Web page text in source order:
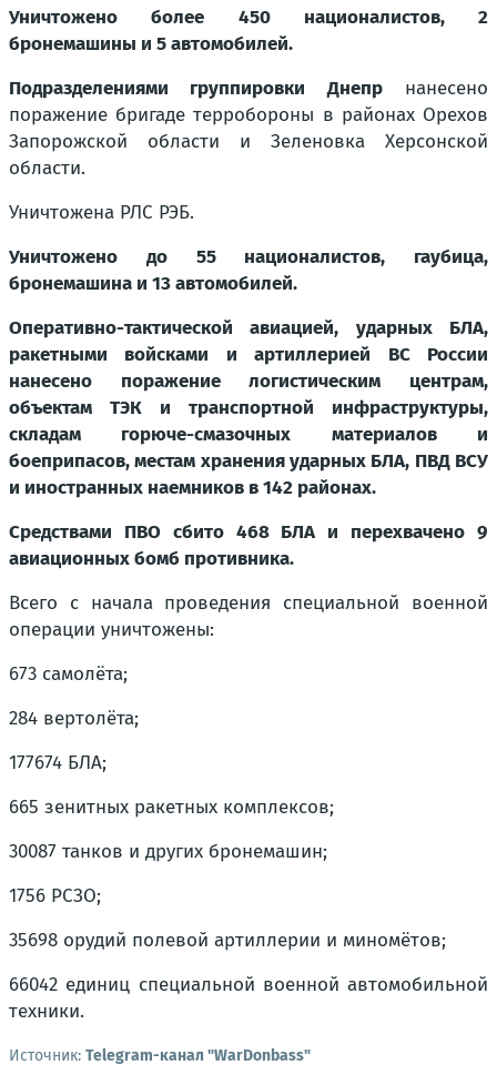
Уничтожено более 450 националистов, 2
бронемашины и 5 автомобилей.
Подразделениями группировки Днепрнанесено
поражение бригаде терробороны в районах Орехов
Запорожской области и Зеленовка Херсонской
области.
Уничтожена РЛС РЭБ.
Уничтожено до 55 националистов, гаубица,
бронемашина и 13 автомобилей.
Оперативно-тактической авиацией, ударных БЛА,
ракетными войсками и артиллерией ВС России
нанесено поражение логистическим центрам,
объектам ТЭК и транспортной инфраструктуры,
складам горюче-смазочных материалов и
боеприпасов, местам хранения ударных БЛА, ПВД ВСУ
и иностранных наемников в 142 районах.
Средствами ПВО сбито 468 БЛА и перехвачено 9
авиационных бомб противника.
Всего с начала проведения специальной военной
операции уничтожены:
673 самолёта;
284 вертолёта;
177674 БЛА;
665 зенитных ракетных комплексов;
30087 танков и других бронемашин;
1756 РСЗО;
35698 орудий полевой артиллерии и миномётов;
66042 единиц специальной военной автомобильной
техники.
Источник: Telegram-канал "WarDonbass"